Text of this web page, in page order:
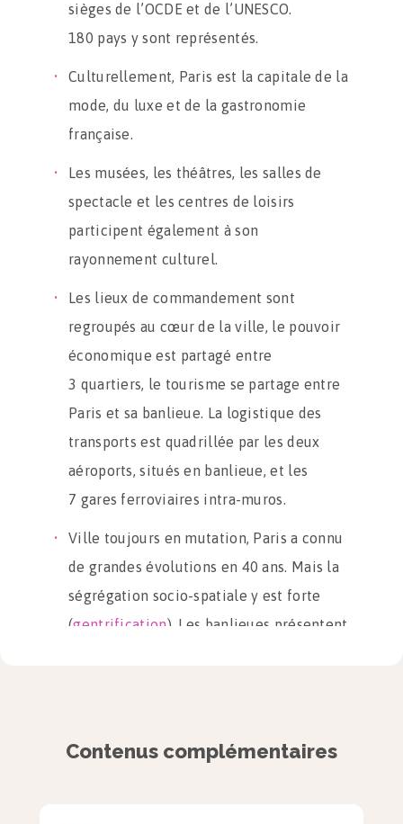
sièges de l’OCDE et de l’UNESCO.
180 pays y sont représentés.
Culturellement, Paris est la capitale de la
mode, du luxe et de la gastronomie
française.
Les musées, les théâtres, les salles de
spectacle et les centres de loisirs
participent également à son
rayonnement culturel.
Les lieux de commandement sont
regroupés au cœur de la ville, le pouvoir
économique est partagé entre
3 quartiers, le tourisme se partage entre
Paris et sa banlieue. La logistique des
transports est quadrillée par les deux
aéroports, situés en banlieue, et les
7 gares ferroviaires intra-muros.
Ville toujours en mutation, Paris a connu
de grandes évolutions en 40 ans. Mais la
ségrégation socio-spatiale y est forte
(gentrification). Les banlieues présentent
ville mondiale du
Contenus complémentaires